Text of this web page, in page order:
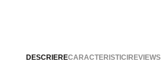
DESCRIERECARACTERISTICIREVIEWS